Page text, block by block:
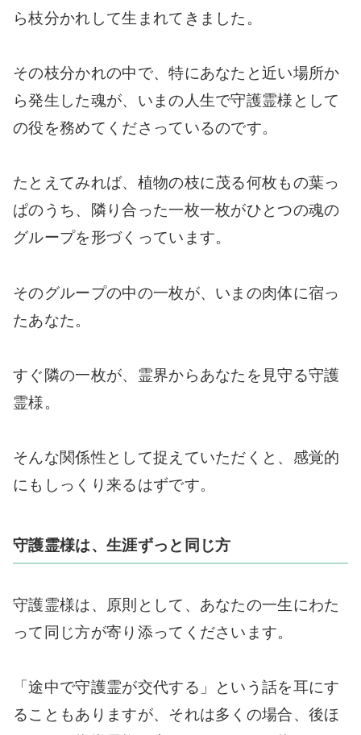
ら枝分かれして生まれてきました。
その枝分かれの中で、特にあなたと近い場所か
ら発生した魂が、いまの人生で守護霊様として
の役を務めてくださっているのです。
たとえてみれば、植物の枝に茂る何枚もの葉っ
ぱのうち、隣り合った一枚一枚がひとつの魂の
グループを形づくっています。
そのグループの中の一枚が、いまの肉体に宿っ
たあなた。
すぐ隣の一枚が、霊界からあなたを見守る守護
霊様。
そんな関係性として捉えていただくと、感覚的
にもしっくり来るはずです。
守護霊様は、生涯ずっと同じ方
守護霊様は、原則として、あなたの一生にわた
って同じ方が寄り添ってくださいます。
「途中で守護霊が交代する」という話を耳にす
ることもありますが、それは多くの場合、後ほ